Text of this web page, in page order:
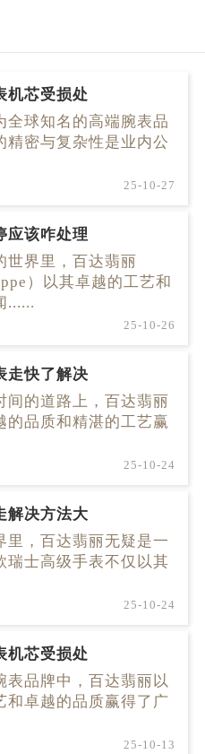
机芯受损处
全球知名的高端腕表品
精密与复杂性是业内公
25-10-27
应该咋处理
世界里，百达翡丽
）以其卓越的工艺和
......
25-10-26
走快了解决
间的道路上，百达翡丽
的品质和精湛的工艺赢
25-10-24
解决方法大
里，百达翡丽无疑是一
瑞士高级手表不仅以其
25-10-24
机芯受损处
表品牌中，百达翡丽以
和卓越的品质赢得了广
25-10-13